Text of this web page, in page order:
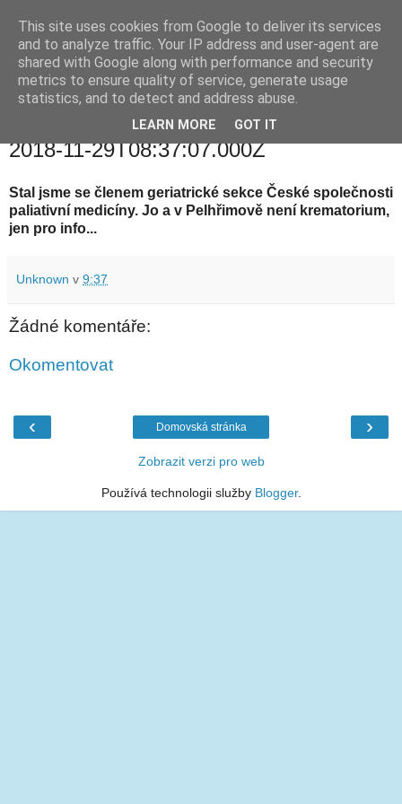
waldhans.cz
Kavárenský outdoor a alkoholizmus
2018-11-29T08:37:07.000Z
Stal jsme se členem geriatrické sekce České společnosti
paliativní medicíny. Jo a v Pelhřimově není krematorium,
jen pro info...
Unknown v 9:37
Žádné komentáře:
Okomentovat
‹ ›
Domovská stránka
Zobrazit verzi pro web
Používá technologii služby Blogger.
This site uses cookies from Google to deliver its services
and to analyze traffic. Your IP address and user-agent are
shared with Google along with performance and security
metrics to ensure quality of service, generate usage
statistics, and to detect and address abuse.
LEARN MORE GOT IT